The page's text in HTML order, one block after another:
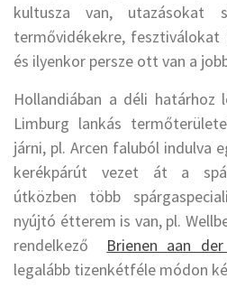
kultusza van, utazásokat
termővidékekre,
és ilyenkor persze ott van a
Hollandiában a déli határhoz
Limburg lankás
járni, pl. Arcen faluból indulva
kerékpárút vezet át a
útközben több
nyújtó étterem is van, pl.
rendelkező Brienen aan
legalább tizenkétféle módon